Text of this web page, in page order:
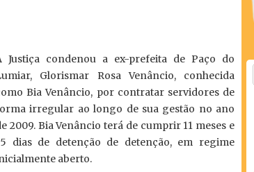
Justiça condenou a ex-prefeita de Paço do
Glorismar Rosa Venâncio, conhecida
Bia Venâncio, por contratar servidores de
irregular ao longo de sua gestão no ano
2009. Bia Venâncio terá de cumprir 11 meses e
dias de detenção de detenção, em regime
aberto.